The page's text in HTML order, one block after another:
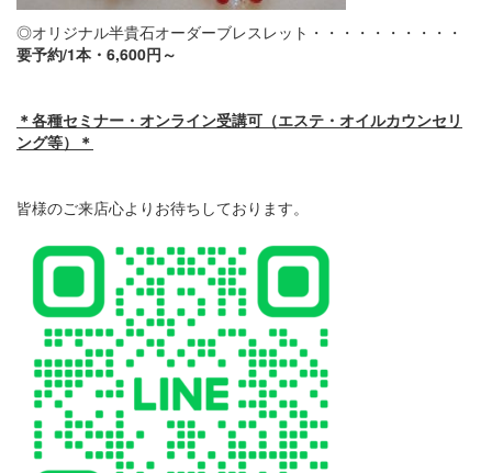
◎オリジナル半貴石オーダーブレスレット・・・・・・・・・・
要予約/1本・6,600円～
＊各種セミナー・オンライン受講可（エステ・オイルカウンセリ
ング等）＊
皆様のご来店心よりお待ちしております。